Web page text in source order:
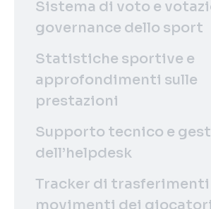
Sistema di voto e
governance dello sport
Statistiche sportive e
approfondimenti sulle
prestazioni
Supporto tecnico e
dell’helpdesk
Tracker di trasferimenti
movimenti dei giocatori